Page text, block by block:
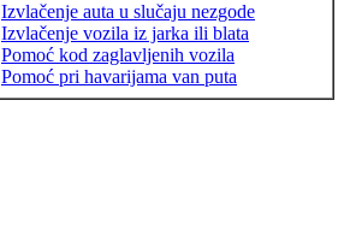
Izvlačenje auta u slučaju nezgode
Izvlačenje vozila iz jarka ili blata
Pomoć kod zaglavljenih vozila
Pomoć pri havarijama van puta